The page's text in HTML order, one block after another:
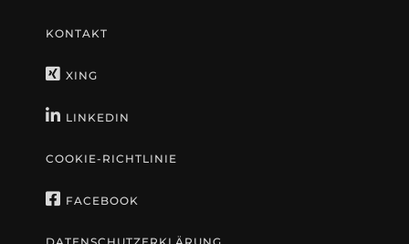
KONTAKT
XING
LINKEDIN
COOKIE-RICHTLINIE
FACEBOOK